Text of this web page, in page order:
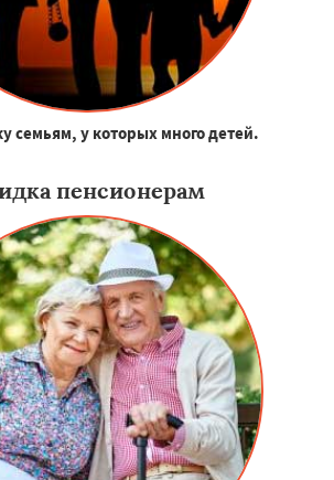
семьям, у которых много детей.
пенсионерам